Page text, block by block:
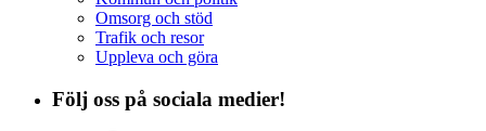
Omsorg och stöd
Trafik och resor
Uppleva och göra
Följ oss på sociala medier!